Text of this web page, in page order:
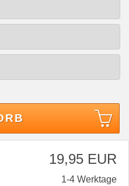
19,95 EUR
1-4 Werktage